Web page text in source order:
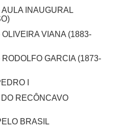
INAUGURAL
VIANA (1883-
GARCIA (1873-
I
RECÔNCAVO
BRASIL